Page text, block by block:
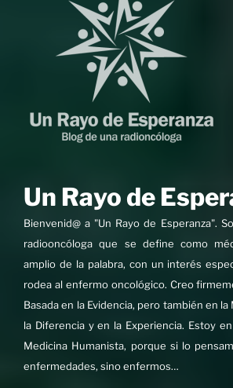
Un Rayo de
Bienvenid@ a "Un Rayo de Esperanza".
radiooncóloga que se define como
amplio de la palabra, con un interés
rodea al enfermo oncológico. Creo
Basada en la Evidencia, pero también en la
la Diferencia y en la Experiencia. Estoy
Medicina Humanista, porque si lo
enfermedades, sino enfermos…